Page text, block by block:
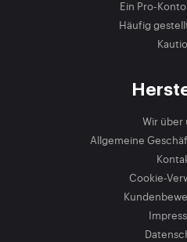
Ein Pro-
Häufig
Wir über
Allgemeine
Cookie-